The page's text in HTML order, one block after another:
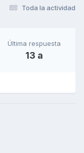
Toda la actividad
Última respuesta
13 a